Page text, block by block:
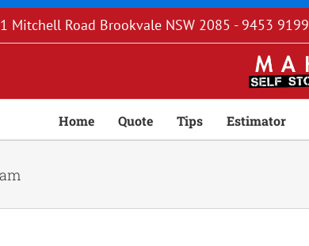
Mitchell Road Brookvale NSW 2085 - 9453 9199
Home Quote Tips Estimator